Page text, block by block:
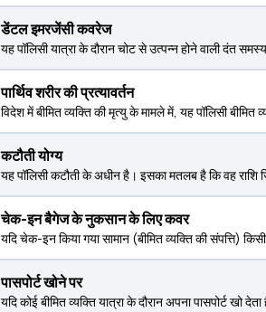
डेंटल इमरजेंसी कवरेज
यह पॉलिसी यात्रा के दौरान चोट से उत्पन्न होने वाली दंत
पार्थिव शरीर की प्रत्यावर्तन
विदेश में बीमित व्यक्ति की मृत्यु के मामले में, यह पॉलिसी
कटौती योग्य
यह पॉलिसी कटौती के अधीन है। इसका मतलब है कि वह राशि
चेक-इन बैगेज के नुकसान के लिए कवर
यदि चेक-इन किया गया सामान (बीमित व्यक्ति की संपत्ति)
पासपोर्ट खोने पर
यदि कोई बीमित व्यक्ति यात्रा के दौरान अपना पासपोर्ट खो